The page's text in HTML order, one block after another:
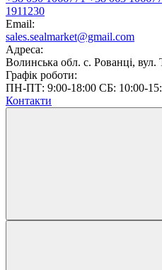
1911230
Email:
sales.sealmarket@gmail.com
Адреса:
Волинська обл. с. Рованці, вул.
Графік роботи:
ПН-ПТ: 9:00-18:00 СБ: 10:00-
Контакти